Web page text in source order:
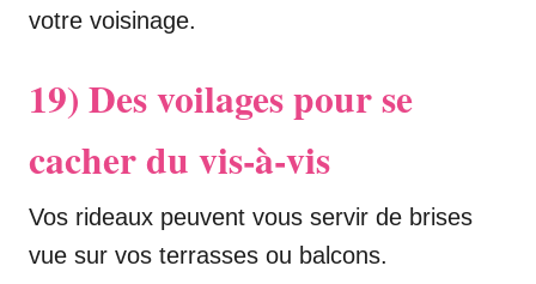
votre voisinage.
19) Des voilages pour se
cacher du vis-à-vis
Vos rideaux peuvent vous servir de brises
vue sur vos terrasses ou balcons.